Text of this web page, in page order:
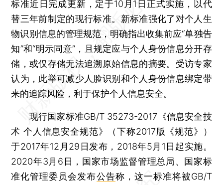
标准近日完成更新，定于10月1日正式实施，以代
替三年前制定的现行标准。新标准强化了对个人生
物识别信息的管理规范，明确指出收集前应“单独告
知”和“明示同意”，且规定应与个人身份信息分开存
储，或仅存储无法追溯原始信息的摘要。受访专家
认为，此举可减少人脸识别和个人身份信息绑定带
来的追踪风险，利于保护个人信息安全。
现行国家标准GB/T 35273-2017《信息安全技
术 个人信息安全规范》（下称2017版《规范》）
于2017年12月29日发布，2018年5月1日起实施。
2020年3月6日，国家市场监督管理总局、国家标
准化管理委员会发布公告称，这一标准将被GB/T